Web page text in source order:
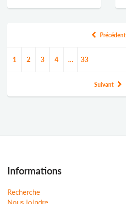
Précédent
1 2 3 4 … 33
Suivant
Informations
Recherche
Nous joindre